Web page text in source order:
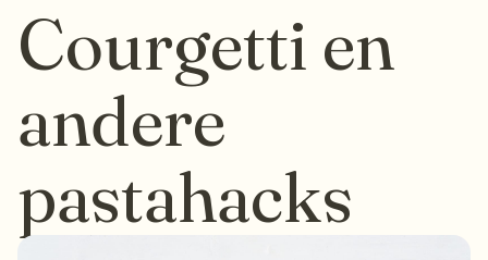
Courgetti en
andere
pastahacks